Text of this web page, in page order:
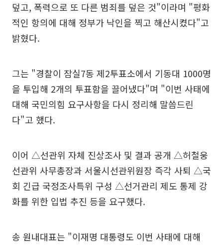
덮고, 폭력으로 또 다른 범죄를 덮은 것"이라며 "평화
적인 항의에 대해 정부가 낙인을 찍고 해산시켰다"고
밝혔다.
그는 "경찰이 잠실7동 제2투표소에서 기동대 1000명
을 투입해 2개의 투표함을 끌어냈다"며 "이번 사태에
대해 국민의힘 요구사항을 다시 정리해 말씀드린
다"고 했다.
이어 △선관위 자체 진상조사 및 결과 공개 △허철웅
선관위 사무총장과 서울시선관위원장 즉각 사퇴 △국
회 긴급 국정조사특위 구성 △선거관리 제도 통제 강
화를 위한 입법 추진 등을 요구했다.
송 원내대표는 "이재명 대통령도 이번 사태에 대해